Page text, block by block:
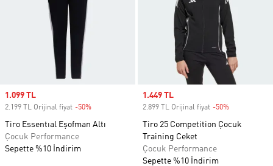
Sale price
1.099 TL
2.199 TL Orijinal fiyat -50%
Tiro Essentıal Eşofman Altı
Çocuk Performance
Sepette %10 İndirim
Sale price
1.449 TL
2.899 TL Orijinal fiyat -50%
Tiro 25 Competition Çocuk
Training Ceket
Çocuk Performance
Sepette %10 İndirim